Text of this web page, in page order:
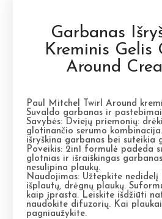
Garbanas
Kreminis Gelis
Around
Paul Mitchel Twirl Around
Suvaldo garbanas ir
Savybės: Dviejų priemonių:
glotinančio serumo
išryškina garbanas bei suteikia
Poveikis: 2in1 formulė padeda
glotnias ir išraiškingas
nesulipina plaukų.
Naudojimas: Užtepkite nedidelį
išplautų, drėgnų plaukų.
kaip įprasta. Leiskite išdžiūti
naudokite difuzorių. Kai plaukai
pagniaužykite.